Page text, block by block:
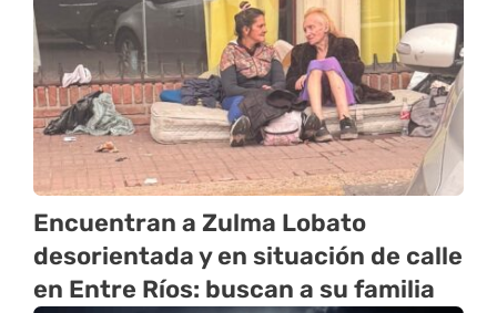
Encuentran a Zulma Lobato
desorientada y en situación de calle
en Entre Ríos: buscan a su familia